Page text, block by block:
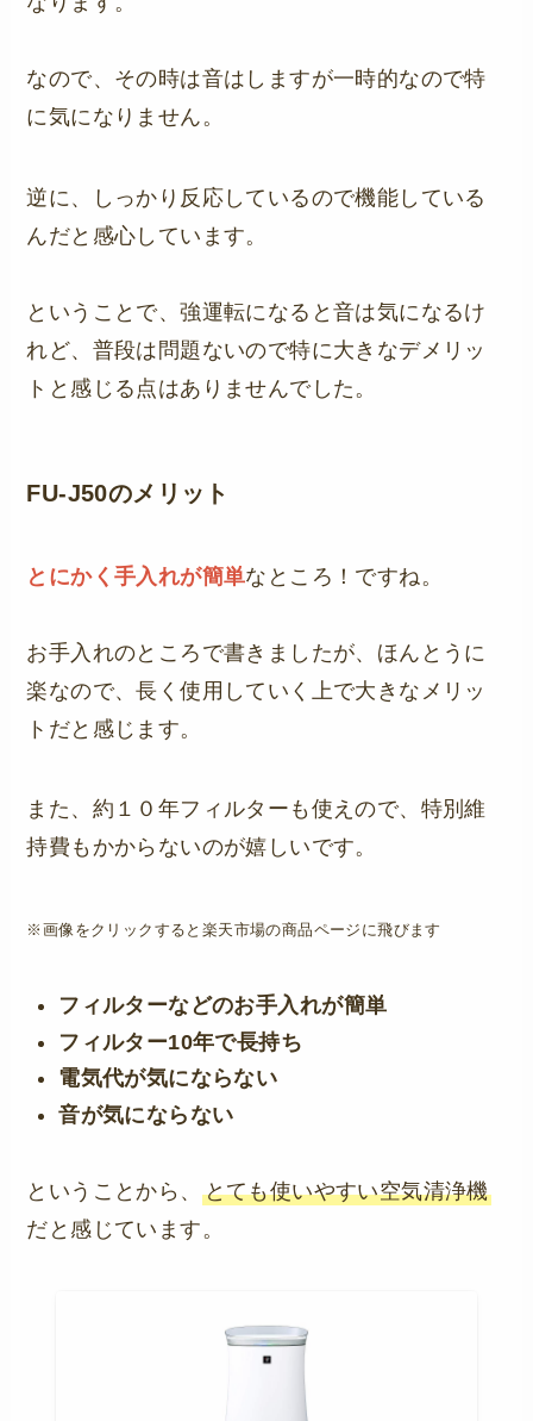
なので、その時は音はしますが一時的なので特
に気になりません。
逆に、しっかり反応しているので機能している
んだと感心しています。
ということで、強運転になると音は気になるけ
れど、普段は問題ないので特に大きなデメリッ
トと感じる点はありませんでした。
FU-J50のメリット
とにかく手入れが簡単なところ！ですね。
お手入れのところで書きましたが、ほんとうに
楽なので、長く使用していく上で大きなメリッ
トだと感じます。
また、約１０年フィルターも使えので、特別維
持費もかからないのが嬉しいです。
※画像をクリックすると楽天市場の商品ページに飛びます
フィルターなどのお手入れが簡単
フィルター10年で長持ち
電気代が気にならない
音が気にならない
ということから、 とても使いやすい空気清浄機
だと感じています。